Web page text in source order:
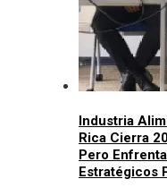
Industria
Rica Cierra
Pero
Estratégicos